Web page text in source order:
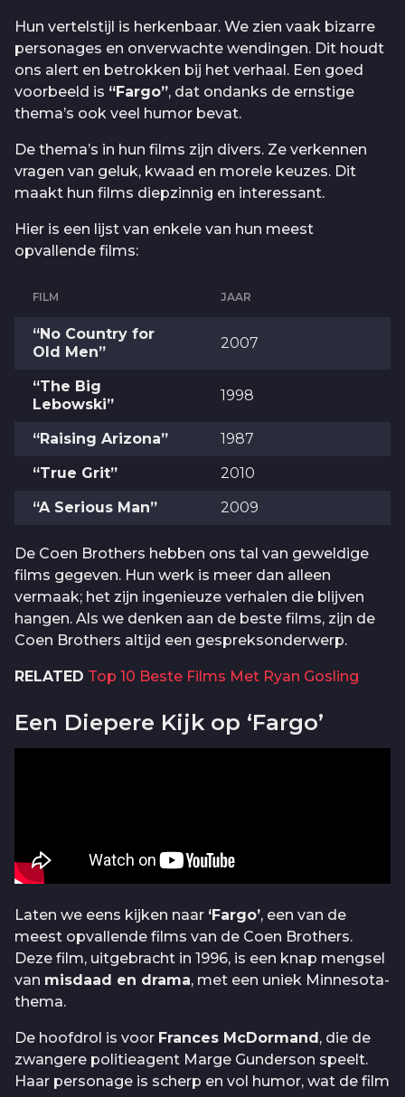
Hun vertelstijl is herkenbaar. We zien vaak bizarre
personages en onverwachte wendingen. Dit houdt
ons alert en betrokken bij het verhaal. Een goed
voorbeeld is “Fargo”, dat ondanks de ernstige
thema’s ook veel humor bevat.
De thema’s in hun films zijn divers. Ze verkennen
vragen van geluk, kwaad en morele keuzes. Dit
maakt hun films diepzinnig en interessant.
Hier is een lijst van enkele van hun meest
opvallende films:
FILM JAAR
“No Country for
Old Men”
2007
“The Big
Lebowski”
1998
“Raising Arizona”
1987
“True Grit”
2010
“A Serious Man”
2009
De Coen Brothers hebben ons tal van geweldige
films gegeven. Hun werk is meer dan alleen
vermaak; het zijn ingenieuze verhalen die blijven
hangen. Als we denken aan de beste films, zijn de
Coen Brothers altijd een gespreksonderwerp.
RELATED Top 10 Beste Films Met Ryan Gosling
Een Diepere Kijk op ‘Fargo’
Laten we eens kijken naar ‘Fargo’, een van de
meest opvallende films van de Coen Brothers.
Deze film, uitgebracht in 1996, is een knap mengsel
van misdaad en drama, met een uniek Minnesota-
thema.
De hoofdrol is voor Frances McDormand , die de
zwangere politieagent Marge Gunderson speelt.
Haar personage is scherp en vol humor, wat de film